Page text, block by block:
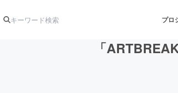
プロ
「